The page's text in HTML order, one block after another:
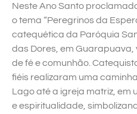
Neste Ano Santo
o tema “Peregrinos da
catequética da Paróquia
das Dores, em
de fé e comunhão.
fiéis realizaram uma
Lago até a igreja matriz, em
e espiritualidade,